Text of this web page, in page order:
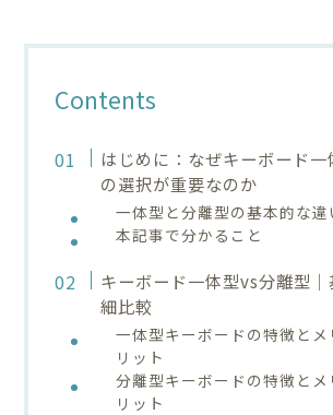
Contents
はじめに：なぜキーボード
の選択が重要なのか
一体型と分離型の基本的な違
本記事で分かること
キーボード一体型vs分離型
細比較
一体型キーボードの特徴とメ
リット
分離型キーボードの特徴とメ
リット